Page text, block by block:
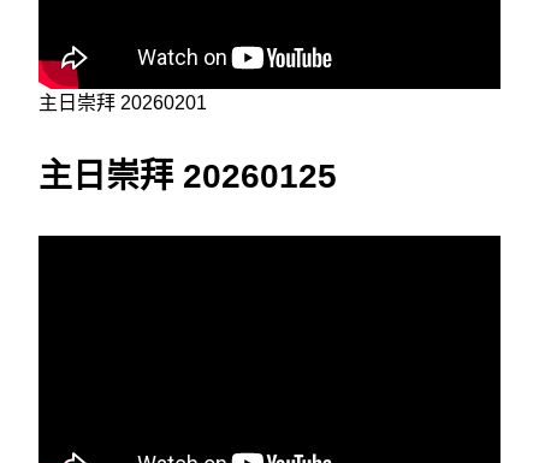
主日崇拜 20260201
主日崇拜 20260125